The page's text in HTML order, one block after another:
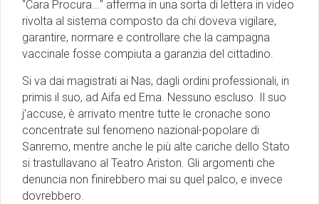
"Cara Procura..." afferma in una sorta di lettera in video
rivolta al sistema composto da chi doveva vigilare,
garantire, normare e controllare che la campagna
vaccinale fosse compiuta a garanzia del cittadino.
Si va dai magistrati ai Nas, dagli ordini professionali, in
primis il suo, ad Aifa ed Ema. Nessuno escluso. Il suo
j'accuse, è arrivato mentre tutte le cronache sono
concentrate sul fenomeno nazional-popolare di
Sanremo, mentre anche le più alte cariche dello Stato
si trastullavano al Teatro Ariston. Gli argomenti che
denuncia non finirebbero mai su quel palco, e invece
dovrebbero.